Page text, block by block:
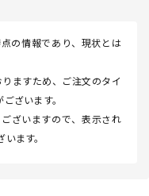
の情報であり、現状とは
ますため、ご注文のタイ
ざいます。
ざいますので、表示され
ます。